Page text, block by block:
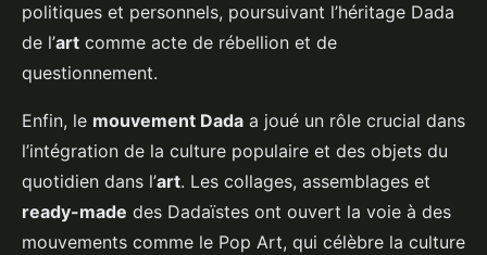
politiques et personnels, poursuivant l’héritage Dada
de l’art comme acte de rébellion et de
questionnement.
Enfin, le mouvement Dada a joué un rôle crucial dans
l’intégration de la culture populaire et des objets du
quotidien dans l’art. Les collages, assemblages et
ready-made des Dadaïstes ont ouvert la voie à des
mouvements comme le Pop Art, qui célèbre la culture